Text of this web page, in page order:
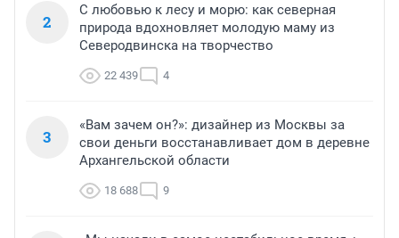
2
С любовью к лесу и морю: как северная
природа вдохновляет молодую маму из
Северодвинска на творчество
22 439 4
3
«Вам зачем он?»: дизайнер из Москвы за
свои деньги восстанавливает дом в деревне
Архангельской области
18 688 9